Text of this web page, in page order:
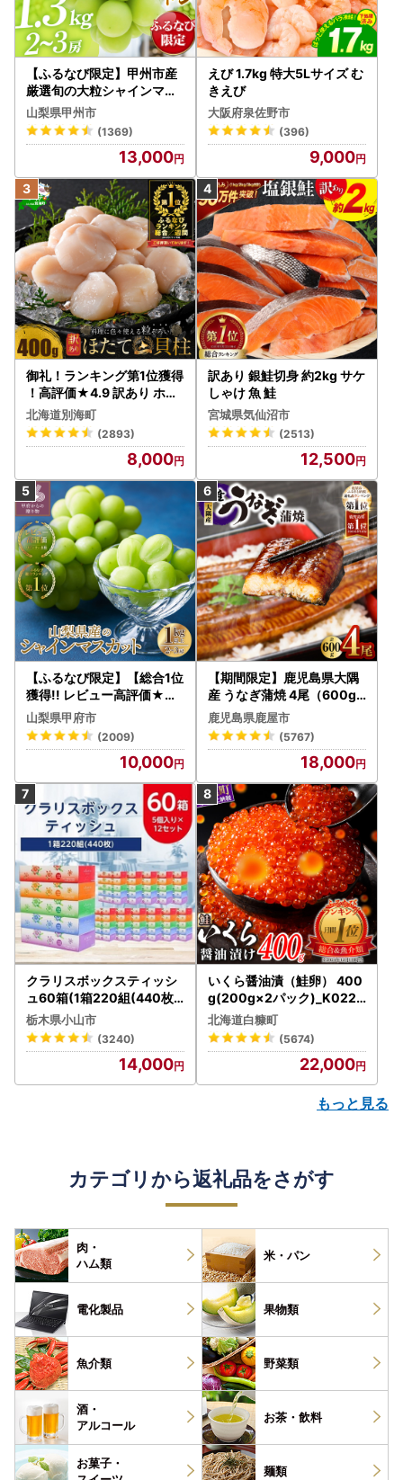
【ふるなび限定】甲州市産
厳選旬の大粒シャインマス
カット 約1.3kg 2～3房【2
026年発送】（MG）B12-
472 FN-Limited-VO シャ
インマスカット フルーツ
山梨県甲州市
(1369)
13,000
えび 1.7kg 特大5Lサイズ む
きえび
大阪府泉佐野市
(396)
9,000
御礼！ランキング第1位獲得
！高評価★4.9 訳あり ホタ
テ 400g（ほたて 帆立 貝柱
冷凍 ）
北海道別海町
(2893)
8,000
訳あり 銀鮭切身 約2kg サケ
しゃけ 魚 鮭
宮城県気仙沼市
(2513)
12,500
【ふるなび限定】【総合1位
獲得!! レビュー高評価★】
〈2026年度配送分〉山梨
県産 シャインマスカット 2
～3房（1.0kg以上）シャイ
ン フルーツ FN-Limited-S
P
山梨県甲府市
(2009)
10,000
【期間限定】鹿児島県大隅
産 うなぎ蒲焼 4尾（600g
） KN007-004-04-cp18
うなぎ 鰻 魚 惣菜 総菜
鹿児島県鹿屋市
(5767)
18,000
クラリスボックスティッシ
ュ60箱(1箱220組(440枚))
(5個入り×12セット)【配送
不可地域：離島・沖縄県】
【1256759】
栃木県小山市
(3240)
14,000
いくら醤油漬（鮭卵） 400
g(200g×2パック)_K022-
1676
北海道白糠町
(5674)
22,000
もっと見る
カテゴリから返礼品をさがす
肉・
ハム類
米・パン
電化製品 果物類
魚介類 野菜類
酒・
アルコール
お茶・ 飲料
お菓子・
麺類